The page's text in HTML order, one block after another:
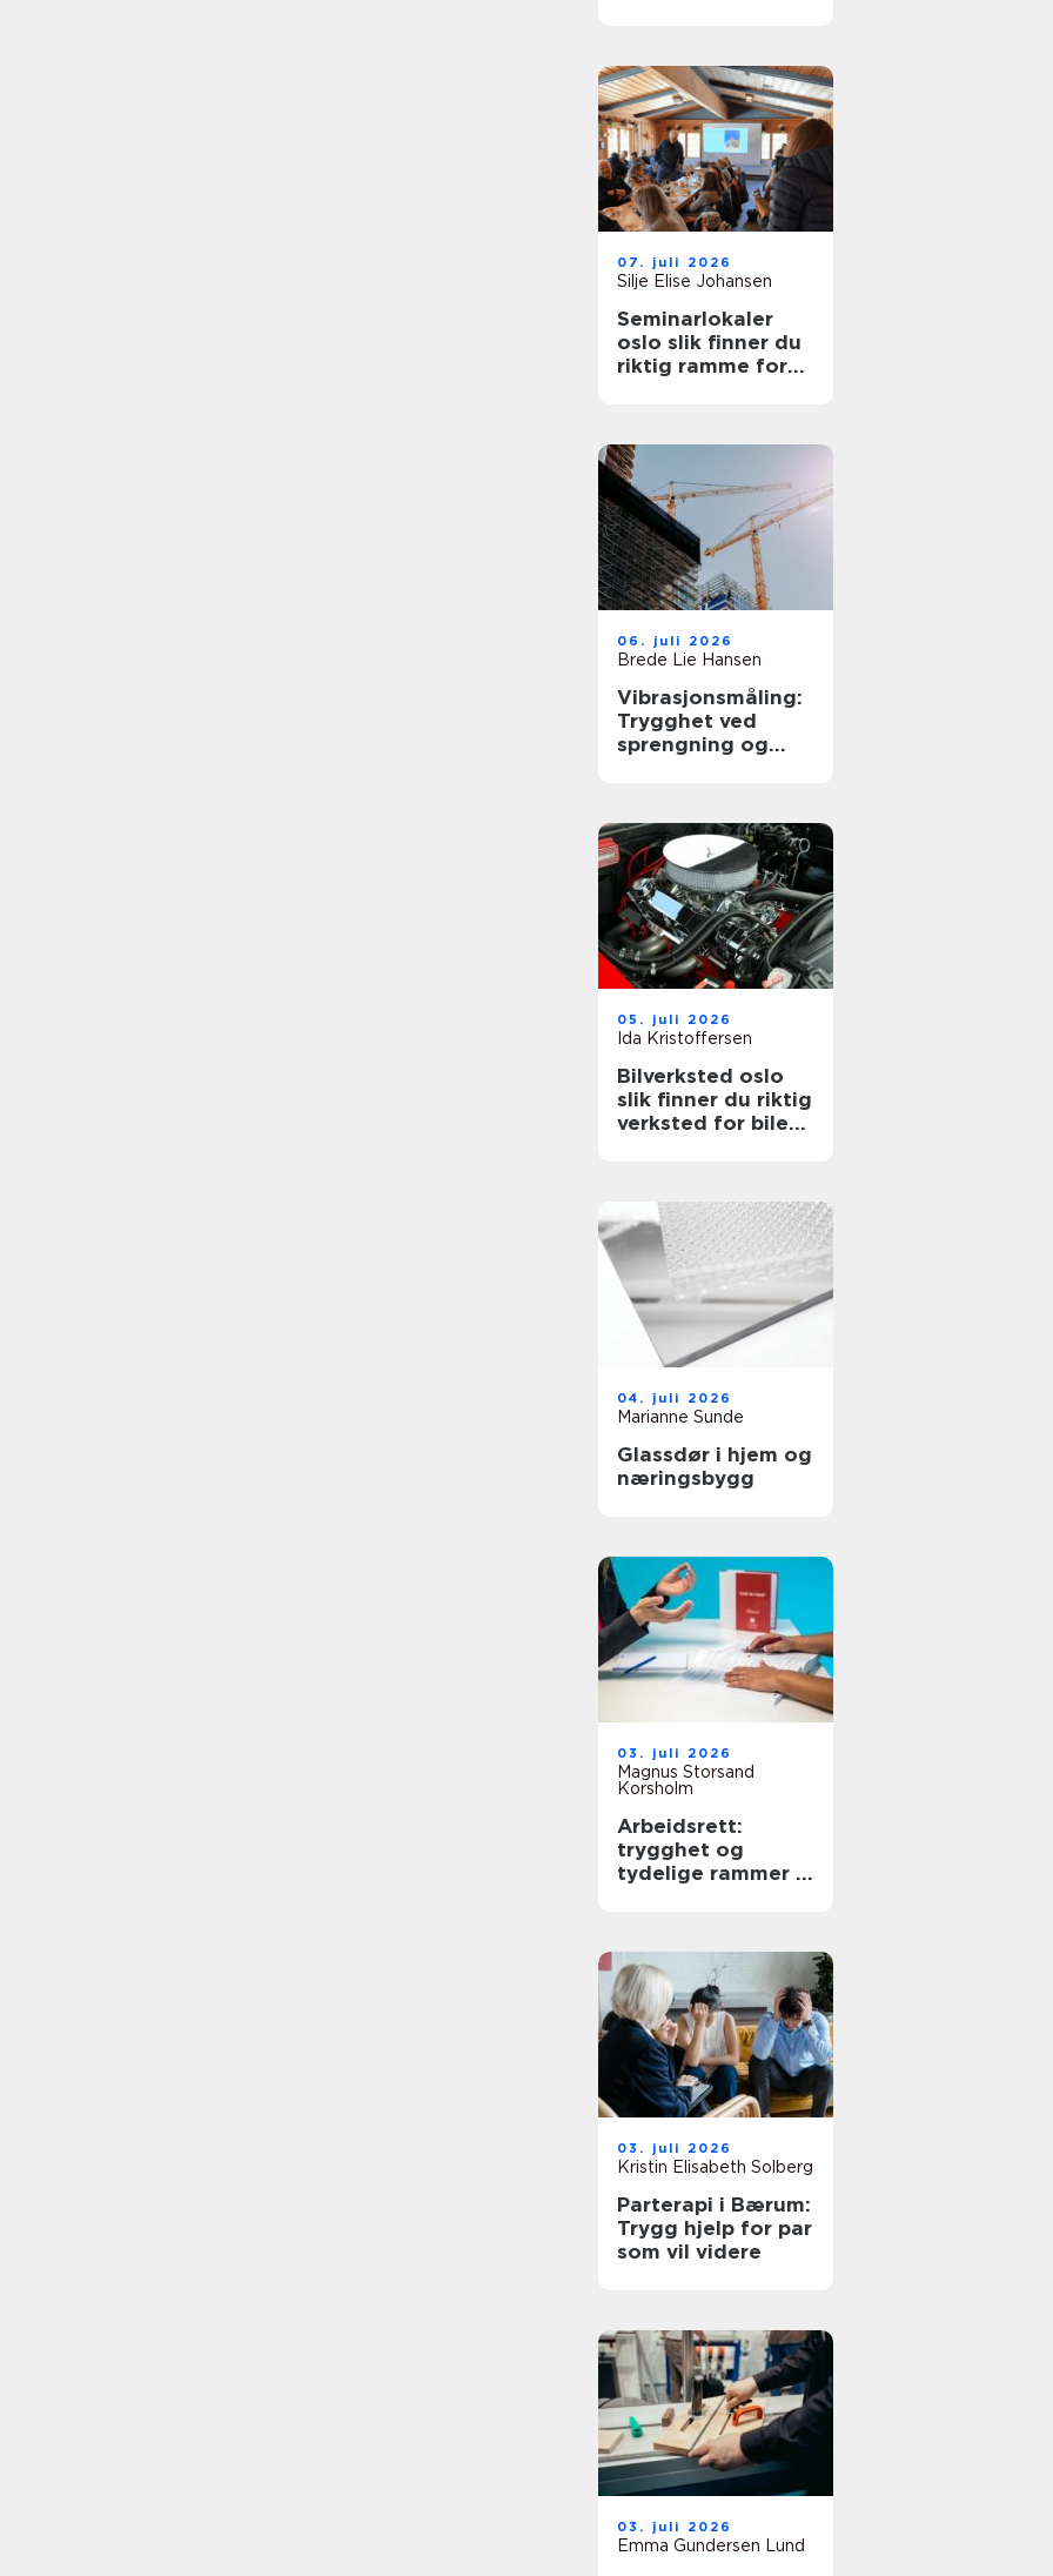
07. juli 2026
Silje Elise Johansen
Seminarlokaler
oslo slik finner du
riktig ramme for
06. juli 2026
Brede Lie Hansen
Vibrasjonsmåling:
Trygghet ved
sprengning og
05. juli 2026
Ida Kristoffersen
Bilverksted oslo
slik finner du riktig
verksted for bilen
04. juli 2026
Marianne Sunde
Glassdør i hjem og
næringsbygg
03. juli 2026
Magnus Storsand
Korsholm
Arbeidsrett:
trygghet og
tydelige rammer i
03. juli 2026
Kristin Elisabeth Solberg
Parterapi i Bærum:
Trygg hjelp for par
som vil videre
03. juli 2026
Emma Gundersen Lund